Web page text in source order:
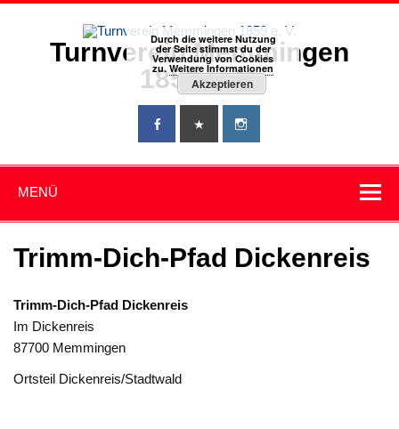
Zum
Turnverein Memmingen
1859 e. V.
MENÜ
Trimm-Dich-Pfad Dickenreis
Trimm-Dich-Pfad Dickenreis
Im Dickenreis
87700 Memmingen
Ortsteil Dickenreis/Stadtwald
Durch die weitere Nutzung
der Seite stimmst du der
Verwendung von Cookies
zu.Weitere Informationen
Akzeptieren